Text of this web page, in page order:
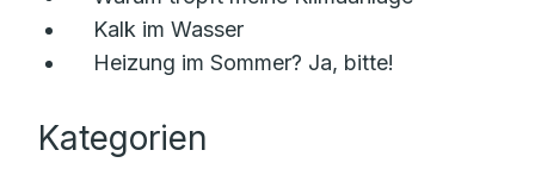
Kalk im Wasser
Heizung im Sommer? Ja, bitte!
Kategorien